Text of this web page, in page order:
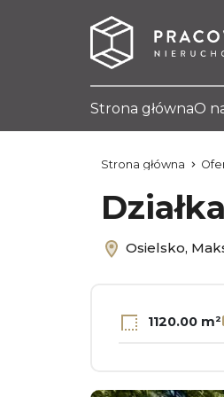
Strona głównaO
Strona główna
Osielsko,
1120.00 m²